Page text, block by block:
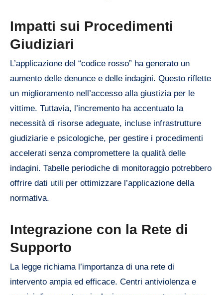
Impatti sui Procedimenti
Giudiziari
L’applicazione del “codice rosso” ha generato un
aumento delle denunce e delle indagini. Questo riflette
un miglioramento nell’accesso alla giustizia per le
vittime. Tuttavia, l’incremento ha accentuato la
necessità di risorse adeguate, incluse infrastrutture
giudiziarie e psicologiche, per gestire i procedimenti
accelerati senza compromettere la qualità delle
indagini. Tabelle periodiche di monitoraggio potrebbero
offrire dati utili per ottimizzare l’applicazione della
normativa.
Integrazione con la Rete di
Supporto
La legge richiama l’importanza di una rete di
intervento ampia ed efficace. Centri antiviolenza e